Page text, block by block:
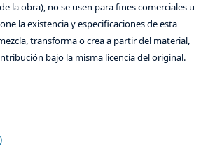
la obra), no se usen para fines comerciales u
la existencia y especificaciones de esta
transforma o crea a partir del material,
bajo la misma licencia del original.